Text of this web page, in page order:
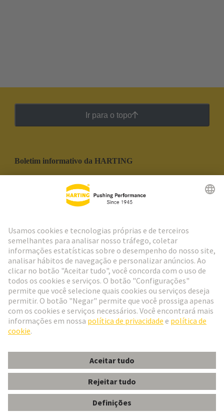
Ir para o topo
Boletim informativo da HARTING
Social Media
Portugal Português
© Grupo de Tecnologia HARTING
ImprimirPolítica de Privacidade
Termos de Utilização